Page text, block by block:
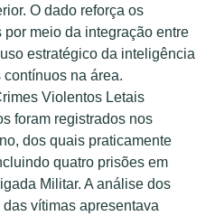
O dado reforça os
meio da integração entre
estratégico da inteligência
na área.
Violentos Letais
foram registrados nos
dos quais praticamente
quatro prisões em
Militar. A análise dos
vítimas apresentava